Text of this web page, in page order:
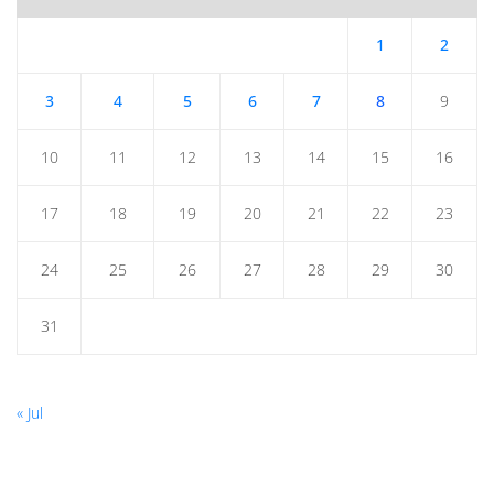
1 2
3 4 5 6 7 8 9
10 11 12 13 14 15 16
17 18 19 20 21 22 23
24 25 26 27 28 29 30
31
« Jul